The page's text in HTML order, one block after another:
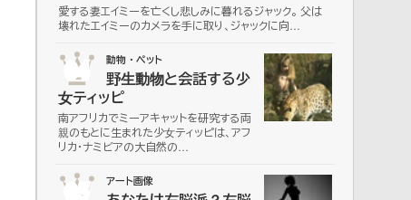
愛する妻エイミーを亡くし悲しみに暮れるジャック。 父は
壊れたエイミーのカメラを手に取り、ジャックに向…
04 動物・ペット
野生動物と会話する少
女ティッピ
南アフリカでミーアキャットを研究する両
親のもとに生まれた少女ティッピは、アフ
リカ・ナミビアの大自然の…
05 アート画像